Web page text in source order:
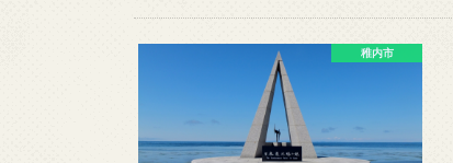
稚内市